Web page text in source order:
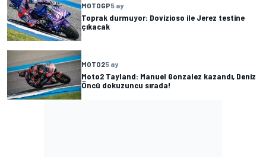
MOTOGP5 ay
Toprak durmuyor: Dovizioso ile Jerez testine
çıkacak
MOTO25 ay
Moto2 Tayland: Manuel Gonzalez kazandı, Deniz
Öncü dokuzuncu sırada!